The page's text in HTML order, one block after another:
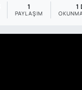
1
PAYLAŞIM
1